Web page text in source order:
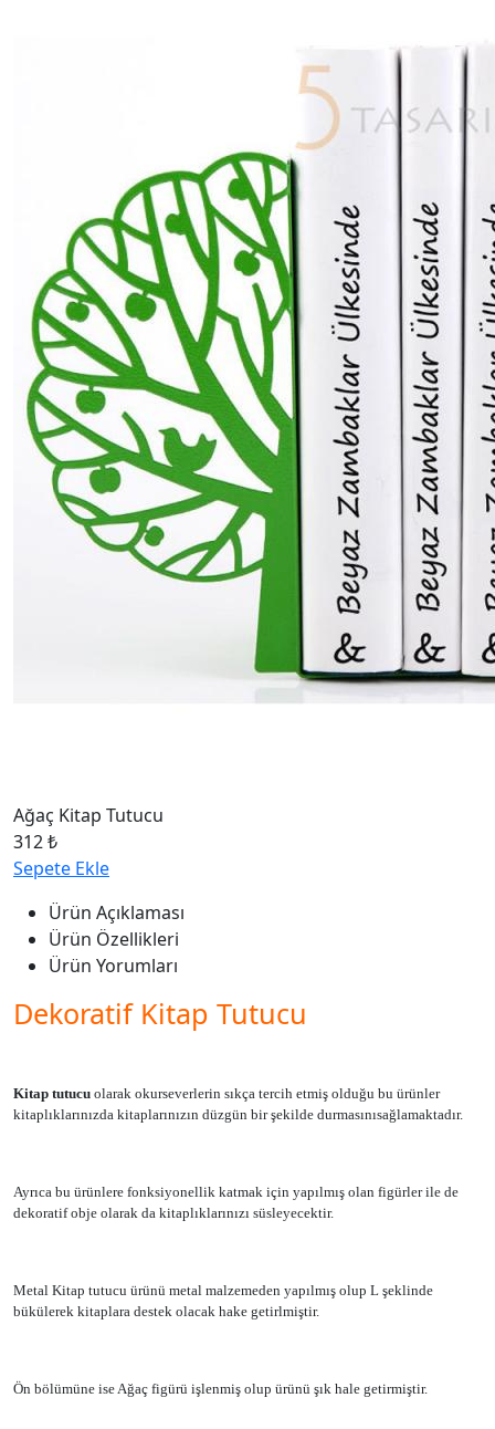
Ağaç Kitap Tutucu
312 ₺
Sepete Ekle
Ürün Açıklaması
Ürün Özellikleri
Ürün Yorumları
Dekoratif Kitap Tutucu
Kitap tutucu olarak okurseverlerin sıkça tercih etmiş olduğu bu ürünler
kitaplıklarınızda kitaplarınızın düzgün bir şekilde durmasınısağlamaktadır.
Ayrıca bu ürünlere fonksiyonellik katmak için yapılmış olan figürler ile de
dekoratif obje olarak da kitaplıklarınızı süsleyecektir.
Metal Kitap tutucu ürünü metal malzemeden yapılmış olup L şeklinde
bükülerek kitaplara destek olacak hake getirlmiştir.
Ön bölümüne ise Ağaç figürü işlenmiş olup ürünü şık hale getirmiştir.